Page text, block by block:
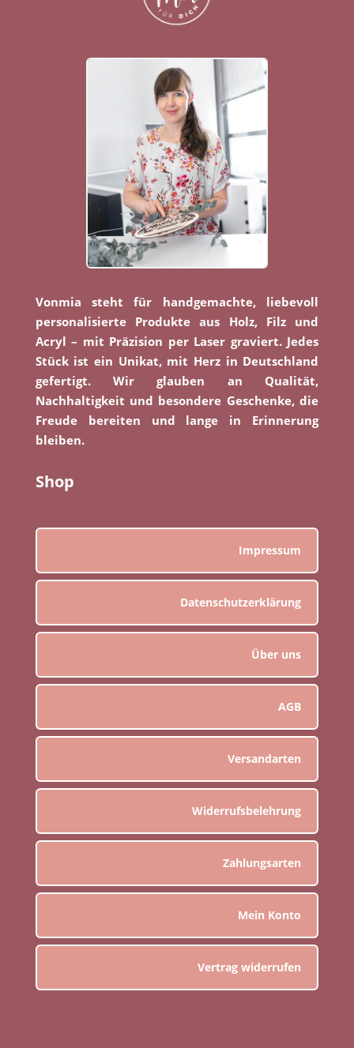
Vonmia steht für handgemachte, liebevoll
personalisierte Produkte aus Holz, Filz und
Acryl – mit Präzision per Laser graviert. Jedes
Stück ist ein Unikat, mit Herz in Deutschland
gefertigt. Wir glauben an Qualität,
Nachhaltigkeit und besondere Geschenke, die
Freude bereiten und lange in Erinnerung
bleiben.
Shop
Impressum
Datenschutzerklärung
Über uns
AGB
Versandarten
Widerrufsbelehrung
Zahlungsarten
Mein Konto
Vertrag widerrufen